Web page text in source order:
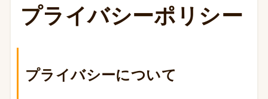
プライバシーポリシー
プライバシーについて